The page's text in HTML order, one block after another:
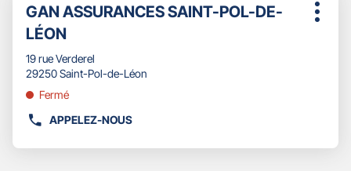
sur
touche
ENTRÉE
pour
plus
amples
informations
Point
de
vente
:
GAN ASSURANCES SAINT-POL-DE-
LÉON
19 rue Verderel
29250 Saint-Pol-de-Léon
Fermé
APPELEZ-NOUS
AFFICHER
Plus